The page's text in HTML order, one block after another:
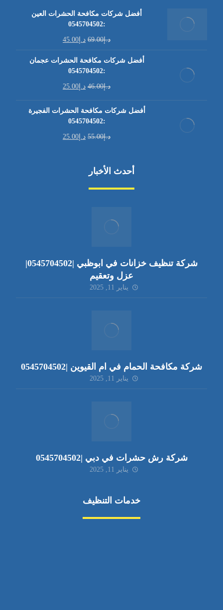
أفضل شركات مكافحة الحشرات العين
:0545704502
د.إ69.00 د.إ 45.00
أفضل شركات مكافحة الحشرات عجمان
:0545704502
د.إ46.00 د.إ 25.00
أفضل شركات مكافحة الحشرات الفجيرة
:0545704502
د.إ55.00 د.إ 25.00
أحدث الأخبار
شركة تنظيف خزانات في ابوظبي |0545704502|
عزل وتعقيم
يناير 11, 2025
شركة مكافحة الحمام في ام القيوين |0545704502
يناير 11, 2025
شركة رش حشرات في دبي |0545704502
يناير 11, 2025
خدمات التنظيف